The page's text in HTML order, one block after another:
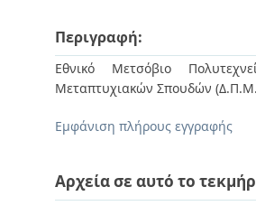
Περιγραφή:
Εθνικό Μετσόβιο
Μεταπτυχιακών Σπουδών
Εμφάνιση πλήρους εγγραφής
Αρχεία σε αυτό το